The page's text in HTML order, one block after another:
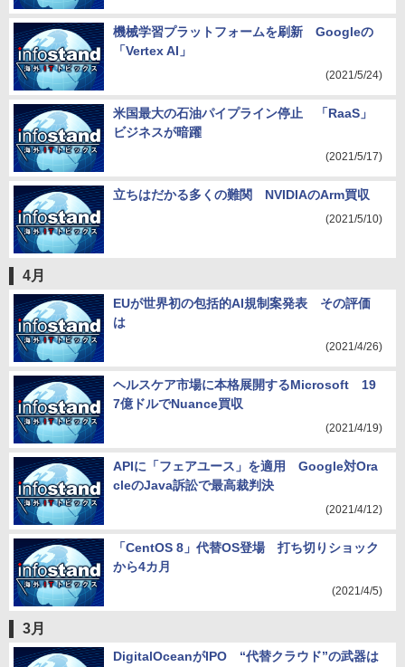
機械学習プラットフォームを刷新 Googleの
「Vertex AI」
(2021/5/24)
米国最大の石油パイプライン停止 「RaaS」
ビジネスが暗躍
(2021/5/17)
立ちはだかる多くの難関 NVIDIAのArm買収
(2021/5/10)
4月
EUが世界初の包括的AI規制案発表 その評価
は
(2021/4/26)
ヘルスケア市場に本格展開するMicrosoft 19
7億ドルでNuance買収
(2021/4/19)
APIに「フェアユース」を適用 Google対Ora
cleのJava訴訟で最高裁判決
(2021/4/12)
「CentOS 8」代替OS登場 打ち切りショック
から4カ月
(2021/4/5)
3月
DigitalOceanがIPO “代替クラウド”の武器は